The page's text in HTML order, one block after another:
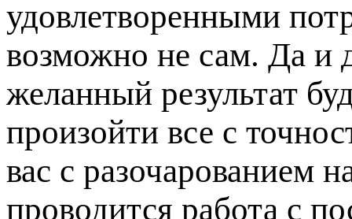
удовлетворенными
возможно не сам. Да и
желанный результат
произойти все с
вас с разочарованием
проводится работа с